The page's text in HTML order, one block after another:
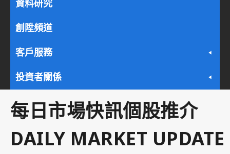
資料研究
創陞頻道
客戶服務
投資者關係
每日市場快訊個股推介
DAILY MARKET UPDATE